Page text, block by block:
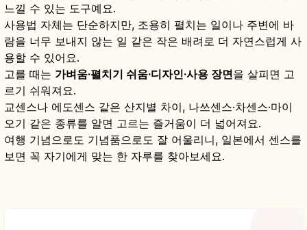
느낄 수 있는 도구예요.
사용법 자체는 단순하지만, 조용히 펼치는 일이나 주변에 바
람을 너무 보내지 않는 일 같은 작은 배려로 더 자연스럽게 사
용할 수 있어요.
고를 때는 가벼움·펼치기 쉬움·디자인·사용 장면을 살피면 고
르기 쉬워져요.
교센스나 에도센스 같은 산지별 차이, 나쓰센스·차센스·마이
오기 같은 종류를 알면 고르는 즐거움이 더 넓어져요.
여행 기념으로도 기념품으로도 잘 어울리니, 일본에서 센스를
보면 꼭 자기에게 맞는 한 자루를 찾아보세요.